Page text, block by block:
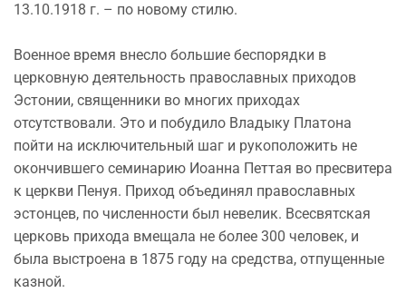
13.10.1918 г. – по новому стилю.
Военное время внесло большие беспорядки в
церковную деятельность православных приходов
Эстонии, священники во многих приходах
отсутствовали. Это и побудило Владыку Платона
пойти на исключительный шаг и рукоположить не
окончившего семинарию Иоанна Петтая во пресвитера
к церкви Пенуя. Приход объединял православных
эстонцев, по численности был невелик. Всесвятская
церковь прихода вмещала не более 300 человек, и
была выстроена в 1875 году на средства, отпущенные
казной.